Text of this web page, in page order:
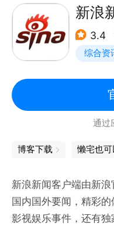
经典节目回顾：凤凰卫
磅纪录片、全球政要
此。
《鲁豫有约》：深度
事。
《凤凰大视野》：全
节点。
事与隐情。
《皇牌大放送》：聚
痛点与痒点。
《军情观察室》：网
新浪
3.4
综合资
通过
博客下载
新浪新闻客户端由新
国内国外要闻，精彩
影视娱乐事件，还有